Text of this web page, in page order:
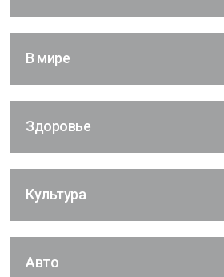
В мире
Здоровье
Культура
Авто